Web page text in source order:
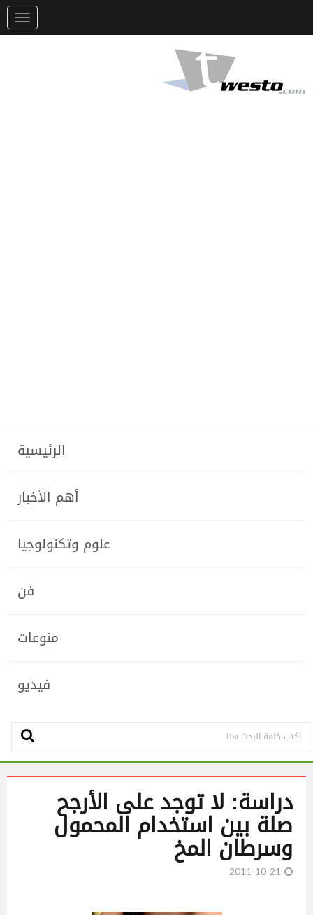
تغيير
التوجيه
الرئيسية
أهم الأخبار
علوم وتكنولوجيا
فن
منوعات
فيديو
دراسة: لا توجد على الأرجح
صلة بين استخدام المحمول
وسرطان المخ
2011-10-21